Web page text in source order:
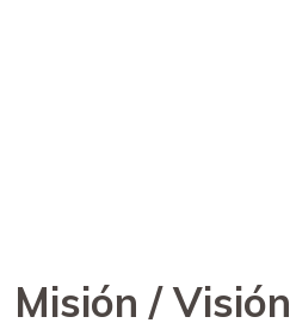
Misión / Visión